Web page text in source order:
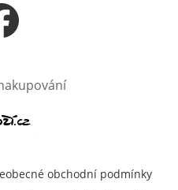
v novém okně
obchodní podmínky